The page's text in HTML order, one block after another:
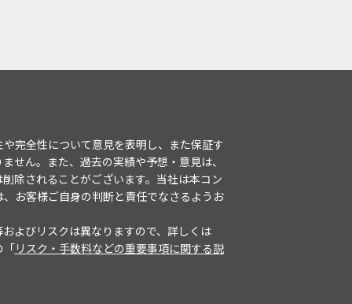
完全性について意見を表明し、また保証す
せん。また、過去の実績や予想・意見は、
除されることがございます。当社は本コン
お客様ご自身の判断と責任でなさるようお
よびリスクは異なりますので、詳しくは
「リスク・手数料などの重要事項に関する説